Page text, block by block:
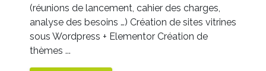
(réunions de lancement, cahier des charges,
analyse des besoins …) Création de sites vitrines
sous Wordpress + Elementor Création de
thèmes ...